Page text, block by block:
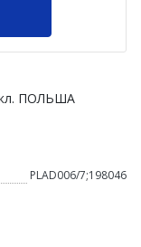
кл. ПОЛЬША
PLAD006/7;198046